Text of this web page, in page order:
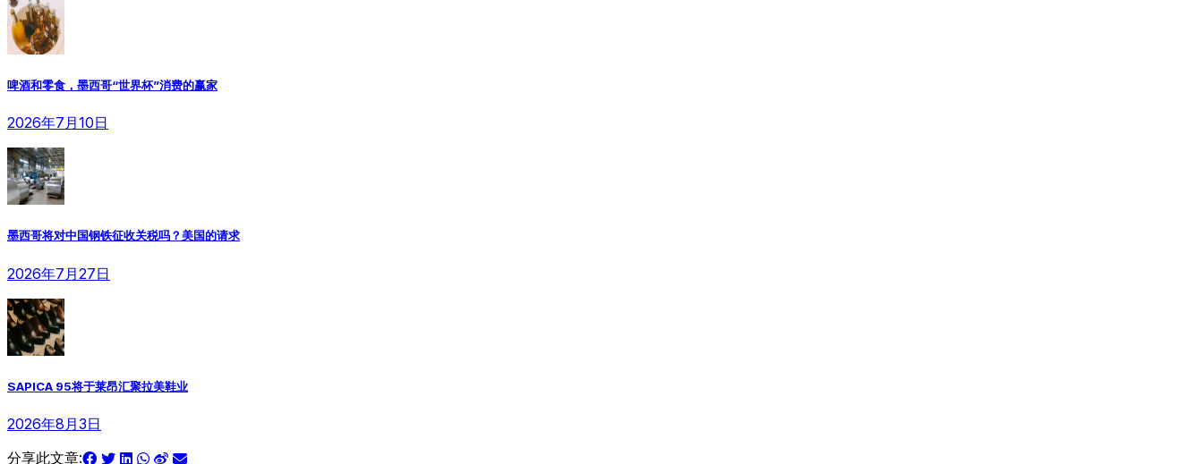
啤酒和零食，墨西哥“世界杯”消费的赢家
2026年7月10日
墨西哥将对中国钢铁征收关税吗？美国的请求
2026年7月27日
SAPICA 95将于莱昂汇聚拉美鞋业
2026年8月3日
分享此文章: